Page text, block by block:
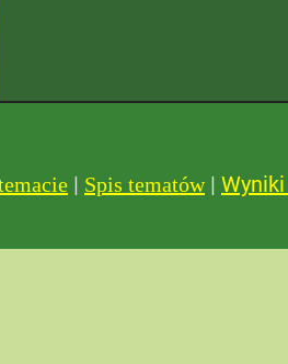
| Spis tematów|